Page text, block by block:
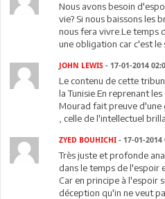
Nous avons besoin
vie? Si nous baissons les
nous fera vivre.Le temps
une obligation car c'est le
JOHN LEWIS - 17-01-2014
Le contenu de cette
la Tunisie.En reprenant
Mourad fait preuve
, celle de l'intellectuel
ZYED BOUHICHI - 17-01-2014
Très juste et profonde
dans le temps de l'espoir
Car en principe à l'espoir
déception qu'in ne veut